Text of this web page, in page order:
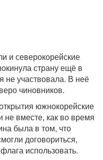
и северокорейские
страну ещё в
не участвовала. В неё
чиновников.
южнокорейские
не вместе, как во время
была в том, что
договориться,
использовать.